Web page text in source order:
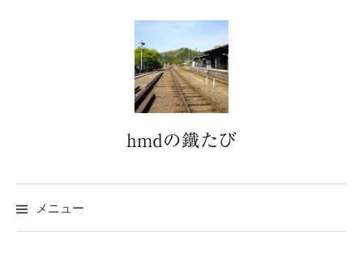
ッ
プ
hmdの鐵たび
メニュー